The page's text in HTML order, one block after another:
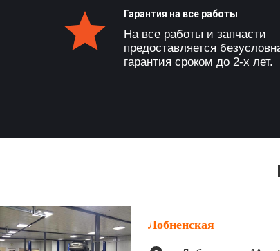
Гарантия на все работы
На все работы и запчасти
предоставляется
гарантия сроком до 2-х лет.
Лобненская